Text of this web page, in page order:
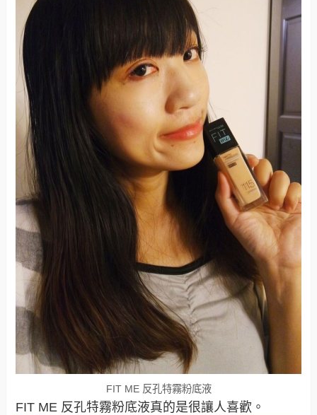
FIT ME 反孔特霧粉底液
FIT ME 反孔特霧粉底液真的是很讓人喜歡。